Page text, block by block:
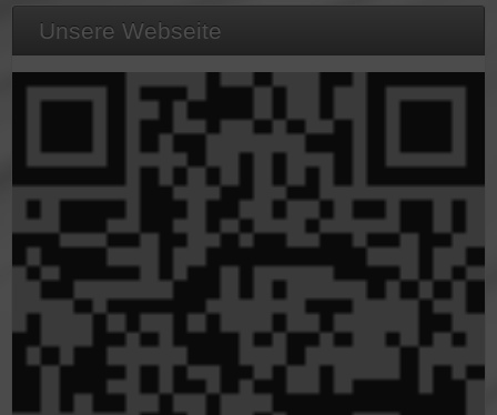
Unsere Webseite